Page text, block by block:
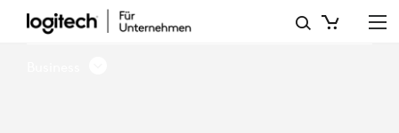
FALLSTUDIE: